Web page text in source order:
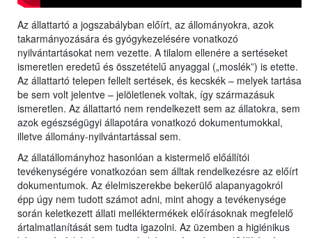
Az állattartó a jogszabályban előírt, az állományokra, azok
takarmányozására és gyógykezelésére vonatkozó
nyilvántartásokat nem vezette. A tilalom ellenére a sertéseket
ismeretlen eredetű és összetételű anyaggal („moslék”) is etette.
Az állattartó telepen fellelt sertések, és kecskék – melyek tartása
be sem volt jelentve – jelöletlenek voltak, így származásuk
ismeretlen. Az állattartó nem rendelkezett sem az állatokra, sem
azok egészségügyi állapotára vonatkozó dokumentumokkal,
illetve állomány-nyilvántartással sem.
Az állatállományhoz hasonlóan a kistermelő előállítói
tevékenységére vonatkozóan sem álltak rendelkezésre az előírt
dokumentumok. Az élelmiszerekbe bekerülő alapanyagokról
épp úgy nem tudott számot adni, mint ahogy a tevékenysége
során keletkezett állati melléktermékek előírásoknak megfelelő
ártalmatlanítását sem tudta igazolni. Az üzemben a higiénikus